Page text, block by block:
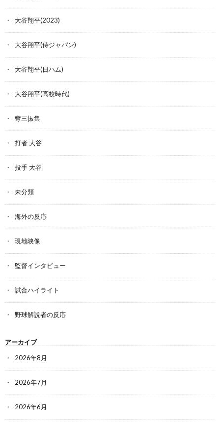
大谷翔平(2023)
大谷翔平(侍ジャパン)
大谷翔平(日ハム)
大谷翔平(高校時代)
奪三振集
打者 大谷
投手 大谷
未分類
海外の反応
現地映像
監督インタビュー
試合ハイライト
野球解説者の反応
アーカイブ
2026年8月
2026年7月
2026年6月